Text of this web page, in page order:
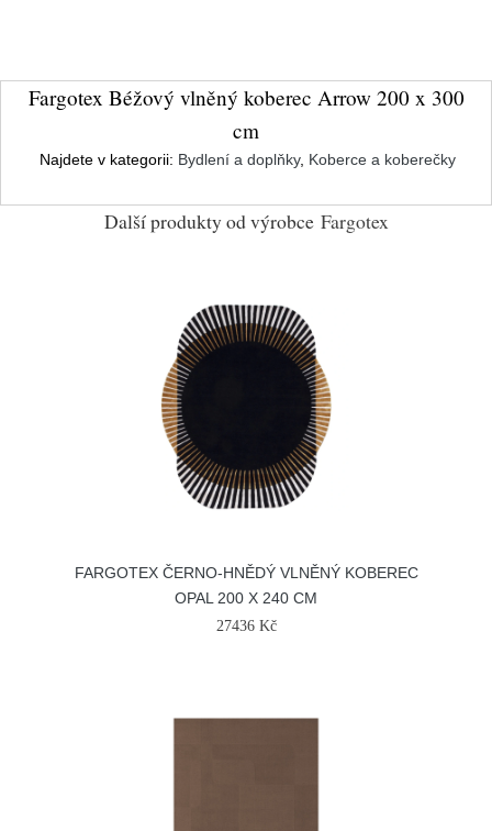
Fargotex Béžový vlněný koberec Arrow 200 x 300
cm
Najdete v kategorii: Bydlení a doplňky, Koberce a koberečky
Další produkty od výrobce Fargotex
FARGOTEX ČERNO-HNĚDÝ VLNĚNÝ KOBEREC
OPAL 200 X 240 CM
27436 Kč